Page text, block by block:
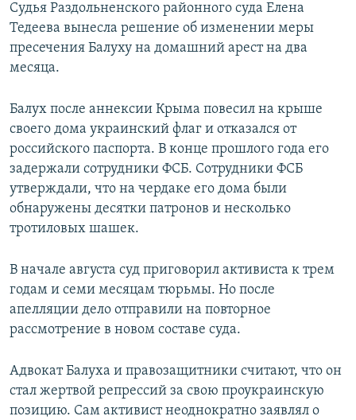
Судья Раздольненского районного суда Елена
Тедеева вынесла решение об изменении меры
пресечения Балуху на домашний арест на два
месяца.
Балух после аннексии Крыма повесил на крыше
своего дома украинский флаг и отказался от
российского паспорта. В конце прошлого года его
задержали сотрудники ФСБ. Сотрудники ФСБ
утверждали, что на чердаке его дома были
обнаружены десятки патронов и несколько
тротиловых шашек.
В начале августа суд приговорил активиста к трем
годам и семи месяцам тюрьмы. Но после
апелляции дело отправили на повторное
рассмотрение в новом составе суда.
Адвокат Балуха и правозащитники считают, что он
стал жертвой репрессий за свою проукраинскую
позицию. Сам активист неоднократно заявлял о